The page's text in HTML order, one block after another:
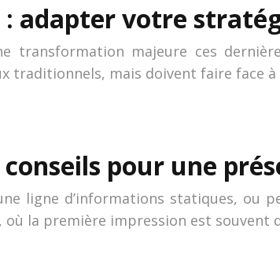
adapter votre
transformation majeure ces
traditionnels, mais doivent faire face
pour une
ligne d’informations statiques, ou
où la première impression est